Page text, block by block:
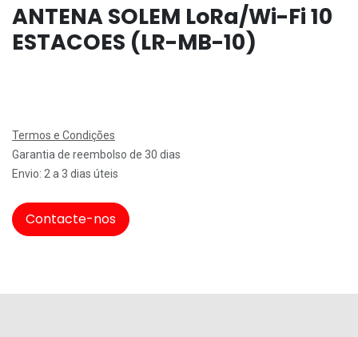
ANTENA SOLEM LoRa/Wi-Fi 10
ESTACOES (LR-MB-10)
Termos e Condições
Garantia de reembolso de 30 dias
Envio: 2 a 3 dias úteis
Contacte-nos